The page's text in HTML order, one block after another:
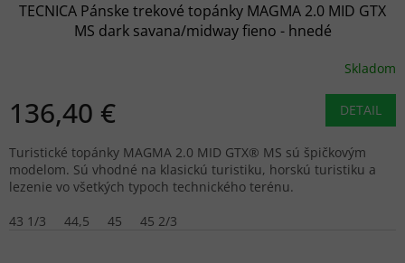
TECNICA Pánske trekové topánky MAGMA 2.0 MID GTX
MS dark savana/midway fieno - hnedé
Skladom
136,40 € DETAIL
Turistické topánky MAGMA 2.0 MID GTX® MS sú špičkovým
modelom. Sú vhodné na klasickú turistiku, horskú turistiku a
lezenie vo všetkých typoch technického terénu.
43 1/3
44,5 45 45 2/3